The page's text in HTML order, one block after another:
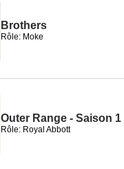
Brothers
Rôle: Moke
Outer Range - Saison 1
Rôle: Royal Abbott